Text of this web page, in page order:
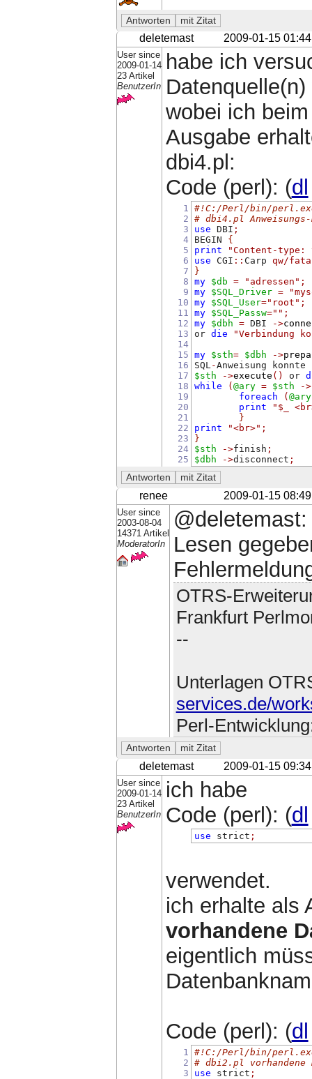
deletemast 2009-01-15 01:44
User since
2009-01-14
23 Artikel
BenutzerIn
habe ich
wobei ich
Ausgabe
dbi4.pl:
Code (perl): (dl
1
2
3
4
5
6
7
8
9
10
11
12
13
14
15
16
17
18
19
20
21
22
23
24
25
#!C:/Perl/bin/
# dbi4.pl Anweisungs-
use DBI ;
BEGIN {
print
"Content-
use CGI :: Carp qw/
}
my $db = "adressen" ;
my $SQL_Driver =
my $SQL_User="root" ;
my $SQL_Passw="" ;
my $dbh = DBI ->
or die
"Verbindung
my $sth= $dbh ->
SQL-Anweisung
$sth
->execute () or
while
(@ary = $sth ->
foreach
(@ary
print
"$_
}
print
"<br>" ;
}
$sth
->finish ;
$dbh
->disconnect ;
renee 2009-01-15 08:49
User since
2003-08-04
14371 Artikel
ModeratorIn
Lesen
OTRS-
Frankfurt
--
Unterlagen
services.de/
Perl-
deletemast 2009-01-15 09:34
User since
2009-01-14
23 Artikel
BenutzerIn
ich habe
Code (perl): (dl
use strict ;
verwendet.
ich erhalte als
vorhandene
eigentlich
Code (perl): (dl
1
2
3
#!C:/Perl/bin/
# dbi2.pl vorhandene
use strict ;